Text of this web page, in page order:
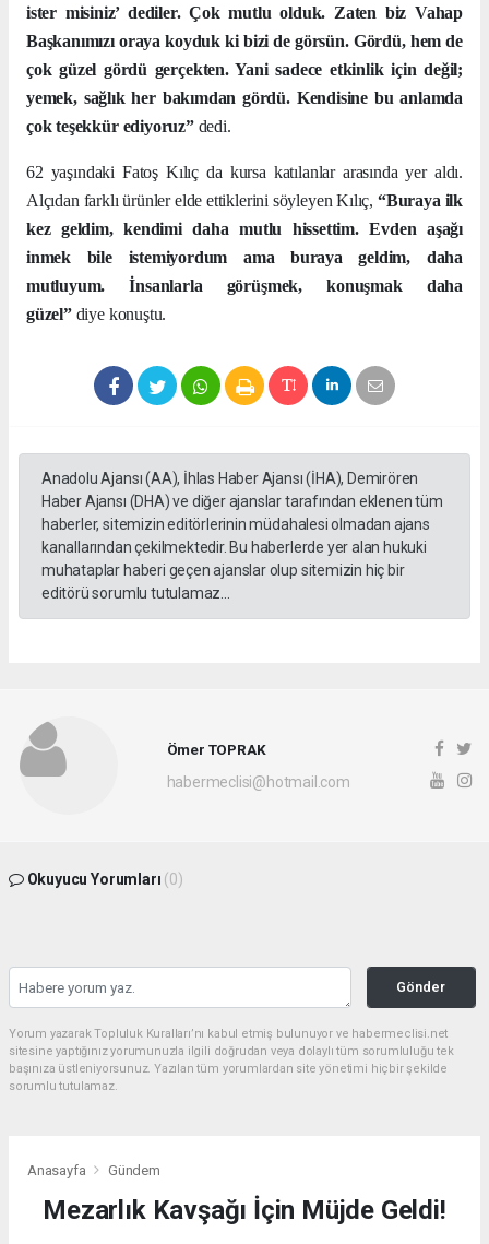
ister misiniz’ dediler. Çok mutlu olduk. Zaten biz Vahap
Başkanımızı oraya koyduk ki bizi de görsün. Gördü, hem de
çok güzel gördü gerçekten. Yani sadece etkinlik için değil;
yemek, sağlık her bakımdan gördü. Kendisine bu anlamda
çok teşekkür ediyoruz”dedi.
62 yaşındaki Fatoş Kılıç da kursa katılanlar arasında yer aldı.
Alçıdan farklı ürünler elde ettiklerini söyleyen Kılıç,“Buraya ilk
kez geldim, kendimi daha mutlu hissettim. Evden aşağı
inmek bile istemiyordum ama buraya geldim, daha
mutluyum. İnsanlarla görüşmek, konuşmak daha
güzel” diye konuştu.
Anadolu Ajansı (AA), İhlas Haber Ajansı (İHA), Demirören
Haber Ajansı (DHA) ve diğer ajanslar tarafından eklenen tüm
haberler, sitemizin editörlerinin müdahalesi olmadan ajans
kanallarından çekilmektedir. Bu haberlerde yer alan hukuki
muhataplar haberi geçen ajanslar olup sitemizin hiç bir
editörü sorumlu tutulamaz...
Ömer TOPRAK
habermeclisi@hotmail.com
Okuyucu Yorumları (0)
Gönder
Yorum yazarak Topluluk Kuralları’nı kabul etmiş bulunuyor ve habermeclisi.net
sitesine yaptığınız yorumunuzla ilgili doğrudan veya dolaylı tüm sorumluluğu tek
başınıza üstleniyorsunuz. Yazılan tüm yorumlardan site yönetimi hiçbir şekilde
sorumlu tutulamaz.
Anasayfa Gündem
Mezarlık Kavşağı İçin Müjde Geldi!